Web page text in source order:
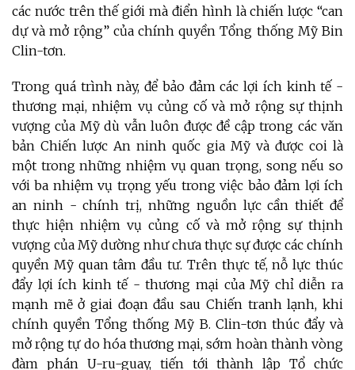
các nước trên thế giới mà điển hình là chiến lược “can
dự và mở rộng” của chính quyền Tổng thống Mỹ Bin
Clin-tơn.
Trong quá trình này, để bảo đảm các lợi ích kinh tế -
thương mại, nhiệm vụ củng cố và mở rộng sự thịnh
vượng của Mỹ dù vẫn luôn được đề cập trong các văn
bản Chiến lược An ninh quốc gia Mỹ và được coi là
một trong những nhiệm vụ quan trọng, song nếu so
với ba nhiệm vụ trọng yếu trong việc bảo đảm lợi ích
an ninh - chính trị, những nguồn lực cần thiết để
thực hiện nhiệm vụ củng cố và mở rộng sự thịnh
vượng của Mỹ dường như chưa thực sự được các chính
quyền Mỹ quan tâm đầu tư. Trên thực tế, nỗ lực thúc
đẩy lợi ích kinh tế - thương mại của Mỹ chỉ diễn ra
mạnh mẽ ở giai đoạn đầu sau Chiến tranh lạnh, khi
chính quyền Tổng thống Mỹ B. Clin-tơn thúc đẩy và
mở rộng tự do hóa thương mại, sớm hoàn thành vòng
đàm phán U-ru-guay, tiến tới thành lập Tổ chức